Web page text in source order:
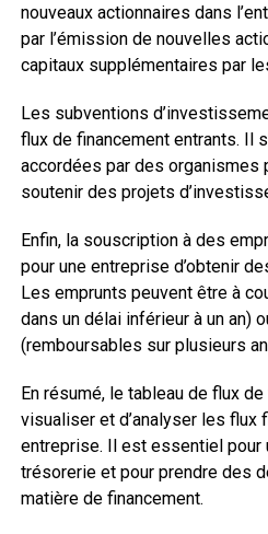
nouveaux actionnaires dans
par l’émission de nouvelles
capitaux supplémentaires par
Les subventions
flux de financement entrants. Il
accordées par des organismes
soutenir des projets
Enfin, la souscription à des
pour une entreprise d’obtenir
Les emprunts peuvent être à
dans un délai inférieur à un an)
(remboursables sur plusieurs
En résumé, le tableau de flux
visualiser et d’analyser les flux
entreprise. Il est essentiel pour
trésorerie et pour prendre des
matière de financement.